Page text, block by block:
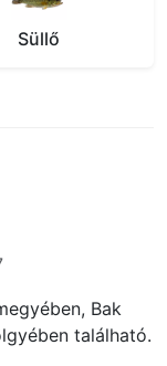
Süllő
Bak
található.